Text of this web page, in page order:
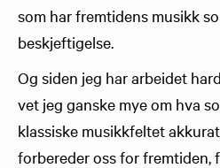
som har fremtidens musikk
beskjeftigelse.
Og siden jeg har arbeidet
vet jeg ganske mye om hva
klassiske musikkfeltet
forbereder oss for fremtiden,